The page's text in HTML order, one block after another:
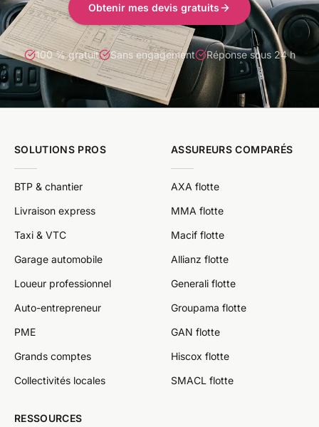
Obtenir mes devis gratuits
100 % gratuit Sans engagement Réponse sous 24 h
SOLUTIONS PROS
BTP & chantier
Livraison express
Taxi & VTC
Garage automobile
Loueur professionnel
Auto-entrepreneur
PME
Grands comptes
Collectivités locales
ASSUREURS COMPARÉS
AXA flotte
MMA flotte
Macif flotte
Allianz flotte
Generali flotte
Groupama flotte
GAN flotte
Hiscox flotte
SMACL flotte
RESSOURCES